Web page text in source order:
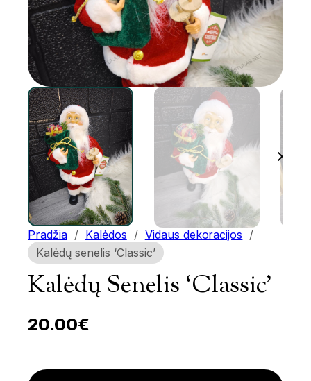
Pradžia / Kalėdos / Vidaus dekoracijos /
Kalėdų senelis ‘Classic’
Kalėdų Senelis ‘Classic’
20.00€
Kalėdų senelis 'Classic' kiekis